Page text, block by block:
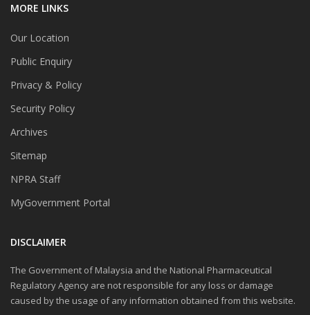
MORE LINKS
Our Location
Public Enquiry
Privacy & Policy
Security Policy
Archives
Sitemap
NPRA Staff
MyGovernment Portal
DISCLAIMER
The Government of Malaysia and the National Pharmaceutical
Regulatory Agency are not responsible for any loss or damage
caused by the usage of any information obtained from this website.